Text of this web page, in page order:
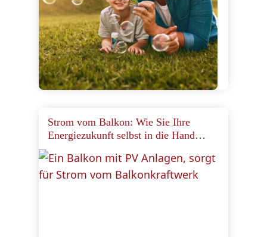
Strom vom Balkon: Wie Sie Ihre
Energiezukunft selbst in die Hand
nehmen